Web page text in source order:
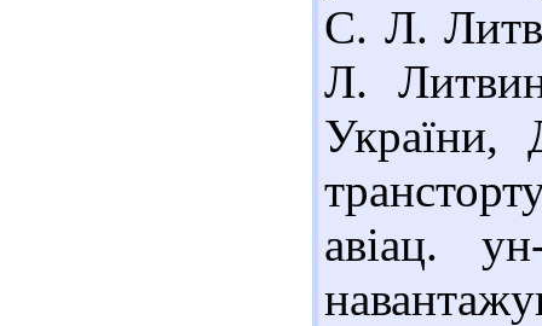
С. Л.
Л.
України,
авіац.